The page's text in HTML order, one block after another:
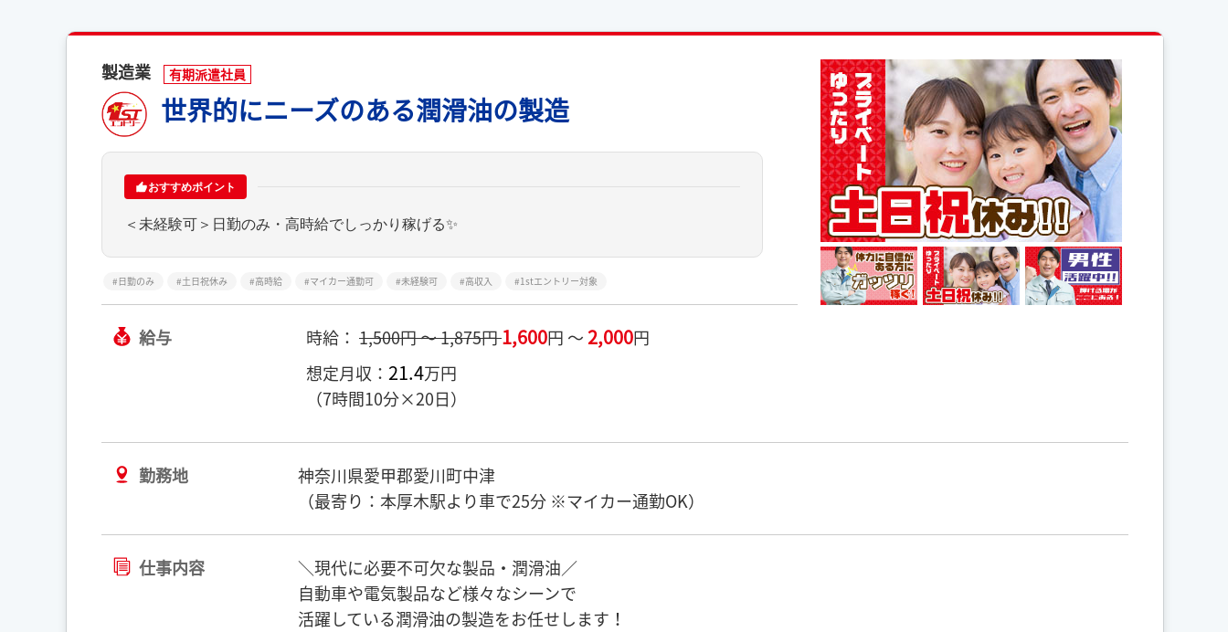
製造業 有期派遣社員 No. 6733 / 2025.06.13
世界的にニーズのある潤滑油の製造
おすすめポイント
＜未経験可＞日勤のみ・高時給でしっかり稼げる✨
日勤のみ 土日祝休み 高時給 マイカー通勤可 未経験可 高収入 1stエントリー対象
給与 時給： 1,500円 ～ 1,875円1,600円 ～2,000円
想定月収： 21.4万円
（7時間10分×20日）
勤務地
神奈川県愛甲郡愛川町中津
（最寄り：本厚木駅より車で25分 ※マイカー通勤OK）
仕事内容
＼現代に必要不可欠な製品・潤滑油／
自動車や電気製品など様々なシーンで
活躍している潤滑油の製造をお任せします！